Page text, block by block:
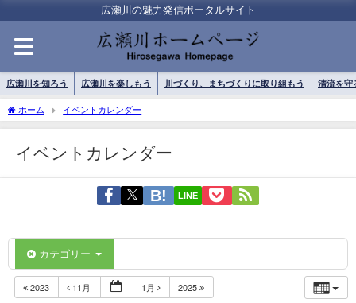
広瀬川の魅力発信ポータルサイト
広瀬川を知ろう 広瀬川を楽しもう 川づくり、まちづくりに取り組もう 清流を守
ホーム イベントカレンダー
イベントカレンダー
LINE
カテゴリー
2023 11月 1月 2025